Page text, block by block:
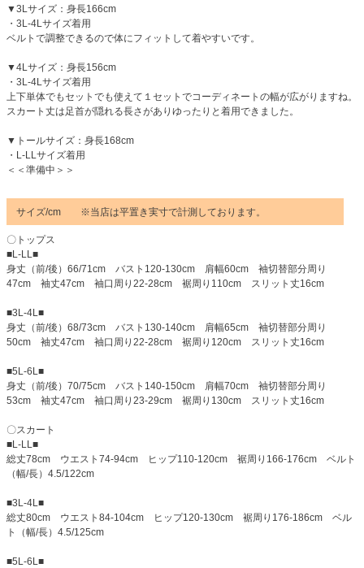
▼3Lサイズ：身長166cm
・3L-4Lサイズ着用
ベルトで調整できるので体にフィットして着やすいです。
▼4Lサイズ：身長156cm
・3L-4Lサイズ着用
上下単体でもセットでも使えて１セットでコーディネートの幅が広がりますね。
スカート丈は足首が隠れる長さがありゆったりと着用できました。
▼トールサイズ：身長168cm
・L-LLサイズ着用
＜＜準備中＞＞
サイズ/cm ※当店は平置き実寸で計測しております。
〇トップス
■L-LL■
身丈（前/後）66/71cm バスト120-130cm 肩幅60cm 袖切替部分周り
47cm 袖丈47cm 袖口周り22-28cm 裾周り110cm スリット丈16cm
■3L-4L■
身丈（前/後）68/73cm バスト130-140cm 肩幅65cm 袖切替部分周り
50cm 袖丈47cm 袖口周り22-28cm 裾周り120cm スリット丈16cm
■5L-6L■
身丈（前/後）70/75cm バスト140-150cm 肩幅70cm 袖切替部分周り
53cm 袖丈47cm 袖口周り23-29cm 裾周り130cm スリット丈16cm
〇スカート
■L-LL■
総丈78cm ウエスト74-94cm ヒップ110-120cm 裾周り166-176cm ベルト
（幅/長）4.5/122cm
■3L-4L■
総丈80cm ウエスト84-104cm ヒップ120-130cm 裾周り176-186cm ベル
ト（幅/長）4.5/125cm
■5L-6L■